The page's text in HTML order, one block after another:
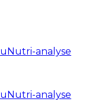
Nutri-analyse
Nutri-analyse